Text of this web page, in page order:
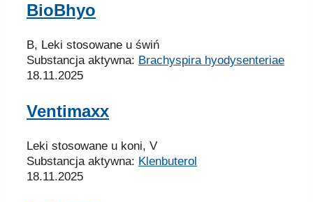
BioBhyo
B, Leki stosowane u świń
Substancja aktywna: Brachyspira hyodysenteriae
18.11.2025
Ventimaxx
Leki stosowane u koni, V
Substancja aktywna: Klenbuterol
18.11.2025